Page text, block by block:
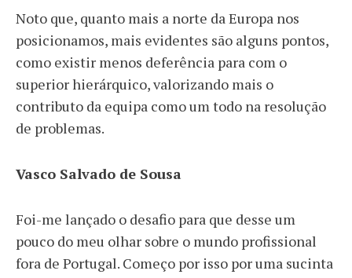
Noto que, quanto mais a norte da Europa nos
posicionamos, mais evidentes são alguns pontos,
como existir menos deferência para com o
superior hierárquico, valorizando mais o
contributo da equipa como um todo na resolução
de problemas.
Vasco Salvado de Sousa
Foi-me lançado o desafio para que desse um
pouco do meu olhar sobre o mundo profissional
fora de Portugal. Começo por isso por uma sucinta